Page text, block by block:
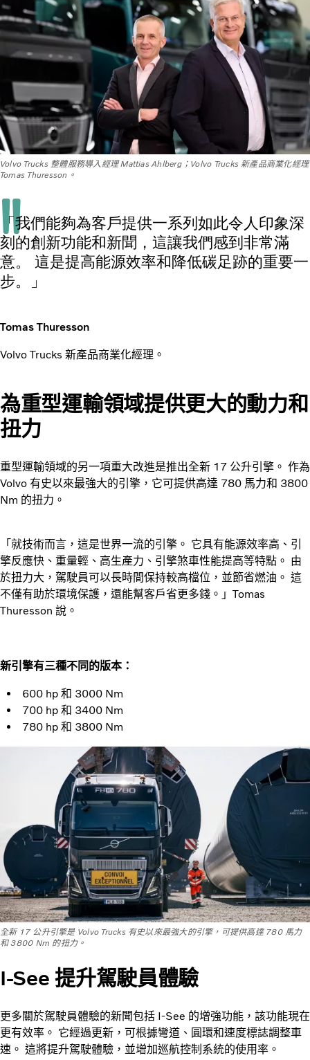
Volvo Trucks 整體服務導入經理 Mattias Ahlberg；Volvo Trucks 新產品商業化經理
Tomas Thuresson。
「我們能夠為客戶提供一系列如此令人印象深
刻的創新功能和新聞，這讓我們感到非常滿
意。 這是提高能源效率和降低碳足跡的重要一
步。」
Tomas Thuresson
Volvo Trucks 新產品商業化經理。
為重型運輸領域提供更大的動力和
扭力
重型運輸領域的另一項重大改進是推出全新 17 公升引擎。 作為
Volvo 有史以來最強大的引擎，它可提供高達 780 馬力和 3800
Nm 的扭力。
「就技術而言，這是世界一流的引擎。 它具有能源效率高、引
擎反應快、重量輕、高生產力、引擎煞車性能提高等特點。 由
於扭力大，駕駛員可以長時間保持較高檔位，並節省燃油。 這
不僅有助於環境保護，還能幫客戶省更多錢。」Tomas
Thuresson 說。
新引擎有三種不同的版本：
600 hp 和 3000 Nm
700 hp 和 3400 Nm
780 hp 和 3800 Nm
全新 17 公升引擎是 Volvo Trucks 有史以來最強大的引擎，可提供高達 780 馬力
和 3800 Nm 的扭力。
I-See 提升駕駛員體驗
更多關於駕駛員體驗的新聞包括 I-See 的增強功能，該功能現在
更有效率。 它經過更新，可根據彎道、圓環和速度標誌調整車
速。 這將提升駕駛體驗，並增加巡航控制系統的使用率。